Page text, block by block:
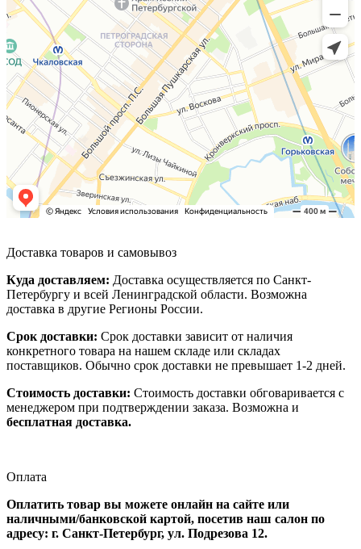
Доставка товаров и самовывоз
Куда доставляем: Доставка осуществляется по Санкт-
Петербургу и всей Ленинградской области. Возможна
доставка в другие Регионы России.
Срок доставки: Срок доставки зависит от наличия
конкретного товара на нашем складе или складах
поставщиков. Обычно срок доставки не превышает 1-2 дней.
Стоимость доставки: Стоимость доставки обговаривается с
менеджером при подтверждении заказа. Возможна и
бесплатная доставка.
Оплата
Оплатить товар вы можете онлайн на сайте или
наличными/банковской картой, посетив наш салон по
адресу: г. Санкт-Петербург, ул. Подрезова 12.